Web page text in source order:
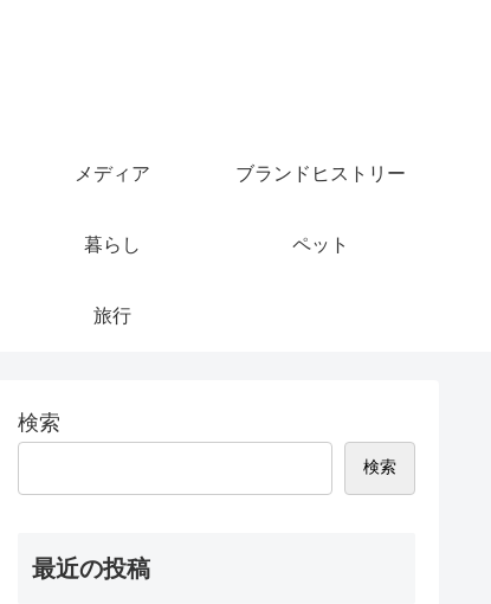
メディア ブランドヒストリー
暮らし ペット
旅行
検索
検索
最近の投稿